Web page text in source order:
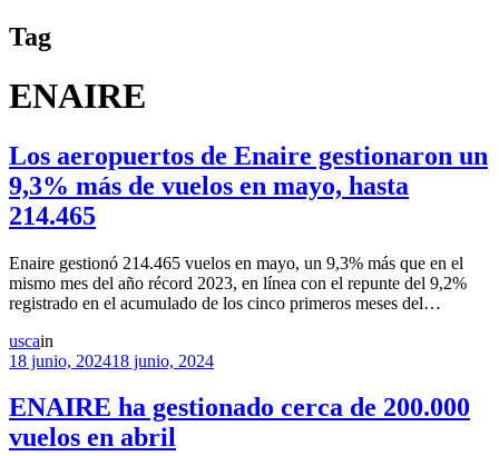
Tag
ENAIRE
Los aeropuertos de Enaire gestionaron un
9,3% más de vuelos en mayo, hasta
214.465
Enaire gestionó 214.465 vuelos en mayo, un 9,3% más que en el
mismo mes del año récord 2023, en línea con el repunte del 9,2%
registrado en el acumulado de los cinco primeros meses del…
uscain
18 junio, 202418 junio, 2024
ENAIRE ha gestionado cerca de 200.000
vuelos en abril